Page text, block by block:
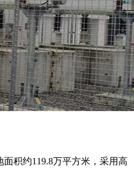
积约119.8万平方米，采用高